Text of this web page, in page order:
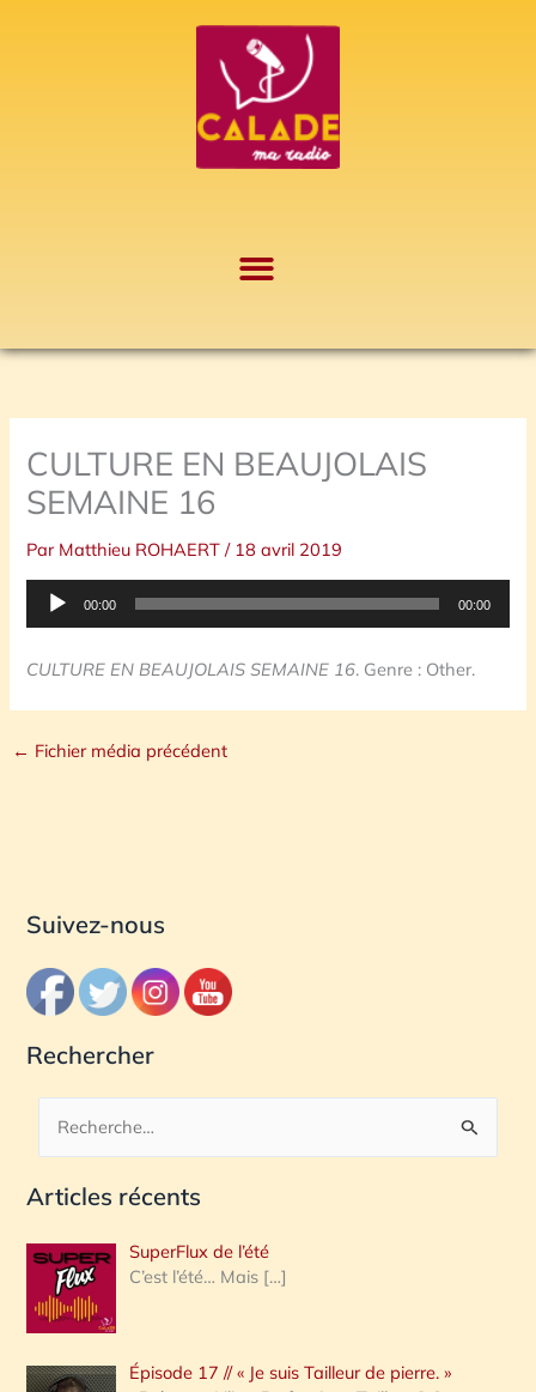
CULTURE EN BEAUJOLAIS
SEMAINE 16
Par Matthieu ROHAERT/ 18 avril 2019
Lecteur
00:00 00:00
CULTURE EN BEAUJOLAIS SEMAINE 16. Genre : Other.
← Fichier média précédent
Suivez-nous
Rechercher
c
e
r
c
h
Articles récents
SuperFlux de l’été
C’est l’été… Mais […]
Épisode 17 // « Je suis Tailleur de pierre. »